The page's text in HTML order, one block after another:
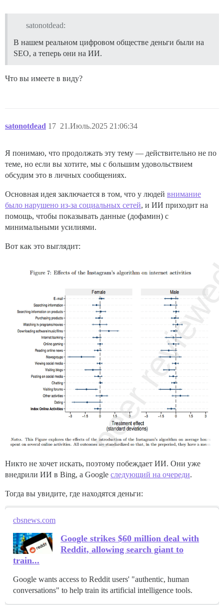
satonotdead:
В нашем реальном цифровом обществе деньги были на
SEO, а теперь они на ИИ.
Что вы имеете в виду?
satonotdead 21.Июль.2025 21:06:34
17
Я понимаю, что продолжать эту тему — действительно не по
теме, но если вы хотите, мы с большим удовольствием
обсудим это в личных сообщениях.
Основная идея заключается в том, что у людей внимание
было нарушено из-за социальных сетей, и ИИ приходит на
помощь, чтобы показывать данные (дофамин) с
минимальными усилиями.
Вот как это выглядит:
Никто не хочет искать, поэтому побеждает ИИ. Они уже
внедрили ИИ в Bing, а Google следующий на очереди.
Тогда вы увидите, где находятся деньги:
cbsnews.com
Google strikes $60 million deal with
Reddit, allowing search giant to
train...
Google wants access to Reddit users' "authentic, human
conversations" to help train its artificial intelligence tools.